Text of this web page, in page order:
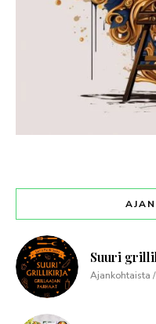
Suuri
Ajankohtaista